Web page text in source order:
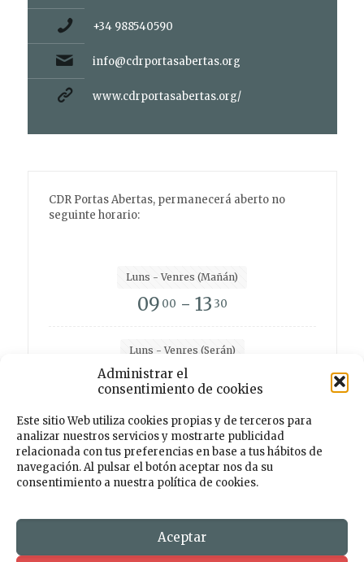
Administrar el
consentimiento de cookies
Este sitio Web utiliza cookies propias y de terceros para
analizar nuestros servicios y mostrarte publicidad
relacionada con tus preferencias en base a tus hábitos de
navegación. Al pulsar el botón aceptar nos da su
consentimiento a nuestra política de cookies.
Aceptar
+34 988540590
info@cdrportasabertas.org
www.cdrportasabertas.org/
CDR Portas Abertas, permanecerá aberto no
seguinte horario:
Luns - Venres (Mañán)
09 00 - 13 30
Luns - Venres (Serán)
1500- 19
Facebook Instagram Twitter TikTok
ABERTAS. Todos os dereitos reservados. Deseño e
Desenvolmemento